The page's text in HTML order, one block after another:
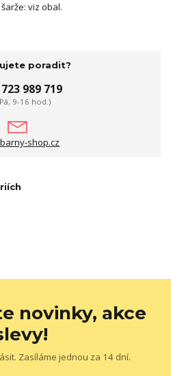
viz obal.
poradit?
989 719
9-16 hod.)
shop.cz
novinky, akce
Zasíláme jednou za 14 dní.